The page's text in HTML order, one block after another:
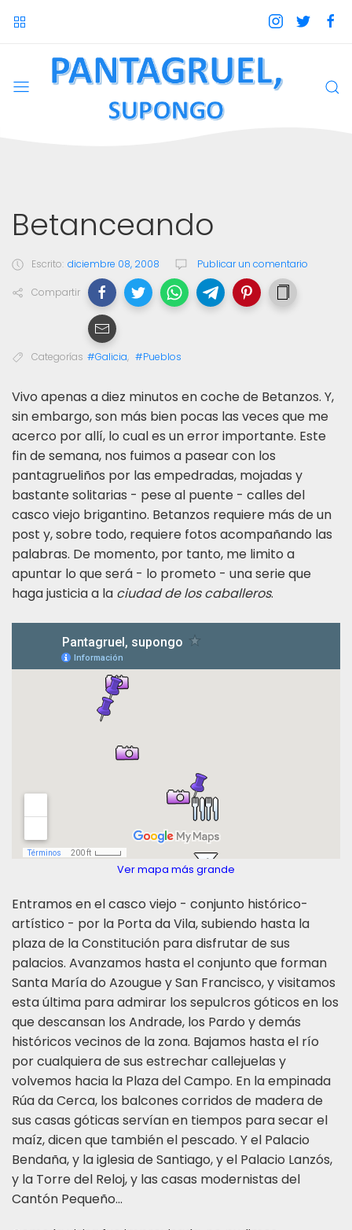
Betanceando
Escrito: diciembre 08, 2008 Publicar un comentario
Compartir
Categorías #Galicia, #Pueblos
Vivo apenas a diez minutos en coche de Betanzos. Y,
sin embargo, son más bien pocas las veces que me
acerco por allí, lo cual es un error importante. Este
fin de semana, nos fuimos a pasear con los
pantagrueliños por las empedradas, mojadas y
bastante solitarias - pese al puente - calles del
casco viejo brigantino. Betanzos requiere más de un
post y, sobre todo, requiere fotos acompañando las
palabras. De momento, por tanto, me limito a
apuntar lo que será - lo prometo - una serie que
haga justicia a la ciudad de los caballeros.
Ver mapa más grande
Entramos en el casco viejo - conjunto histórico-
artístico - por la Porta da Vila, subiendo hasta la
plaza de la Constitución para disfrutar de sus
palacios. Avanzamos hasta el conjunto que forman
Santa María do Azougue y San Francisco, y visitamos
esta última para admirar los sepulcros góticos en los
que descansan los Andrade, los Pardo y demás
históricos vecinos de la zona. Bajamos hasta el río
por cualquiera de sus estrechar callejuelas y
volvemos hacia la Plaza del Campo. En la empinada
Rúa da Cerca, los balcones corridos de madera de
sus casas góticas servían en tiempos para secar el
maíz, dicen que también el pescado. Y el Palacio
Bendaña, y la iglesia de Santiago, y el Palacio Lanzós,
y la Torre del Reloj, y las casas modernistas del
Cantón Pequeño...